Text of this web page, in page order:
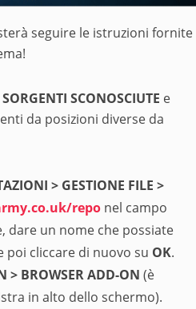
seguire le istruzioni fornite
SCONOSCIUTE e
da posizioni diverse da
> GESTIONE FILE >
repo nel campo
dare un nome che possiate
poi cliccare di nuovo su OK.
> BROWSER ADD-ON (è
in alto dello schermo).